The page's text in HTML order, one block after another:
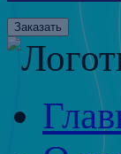
Заказать